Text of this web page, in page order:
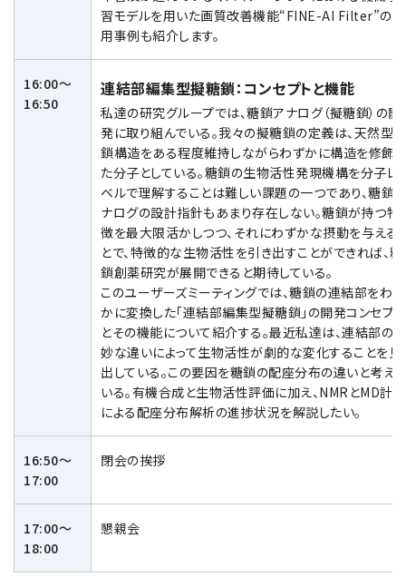
習モデルを用いた画質改善機能“FINE-AI Filter”の応
用事例も紹介します。
16:00～
16:50
連結部編集型擬糖鎖：コンセプトと機能
私達の研究グループでは、糖鎖アナログ（擬糖鎖）の開
発に取り組んでいる。我々の擬糖鎖の定義は、天然型糖
鎖構造をある程度維持しながらわずかに構造を修飾し
た分子としている。糖鎖の生物活性発現機構を分子レ
ベルで理解することは難しい課題の一つであり、糖鎖ア
ナログの設計指針もあまり存在しない。糖鎖が持つ特
徴を最大限活かしつつ、それにわずかな摂動を与える
とで、特徴的な生物活性を引き出すことができれば、糖
鎖創薬研究が展開できると期待している。
このユーザーズミーティングでは、糖鎖の連結部をわず
かに変換した「連結部編集型擬糖鎖」の開発コンセプト
とその機能について紹介する。最近私達は、連結部の微
妙な違いによって生物活性が劇的な変化することを見
出している。この要因を糖鎖の配座分布の違いと考えて
いる。有機合成と生物活性評価に加え、NMRとMD計算
による配座分布解析の進捗状況を解説したい。
16:50～
17:00
閉会の挨拶
17:00～
18:00
懇親会